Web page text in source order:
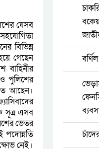
যেসব
বিভিন্ন
গেছেন
বাহিনীর
পুলিশের
আছেন।
সূত্র এসব
ভেতর
পদোন্নতি
নেই।